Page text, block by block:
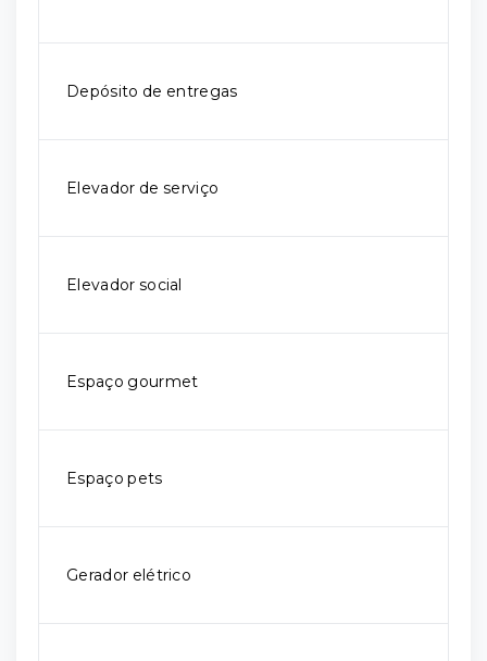
Depósito de entregas
Elevador de serviço
Elevador social
Espaço gourmet
Espaço pets
Gerador elétrico